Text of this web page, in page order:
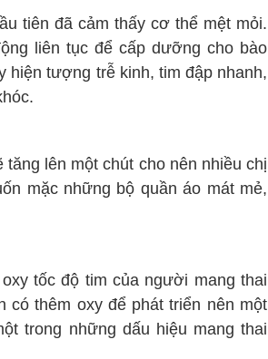
tiên đã cảm thấy cơ thể mệt mỏi.
liên tục để cấp dưỡng cho bào
hiện tượng trễ kinh, tim đập nhanh,
lên một chút cho nên nhiều chị
mặc những bộ quần áo mát mẻ,
tốc độ tim của người mang thai
có thêm oxy để phát triển nên một
trong những dấu hiệu mang thai